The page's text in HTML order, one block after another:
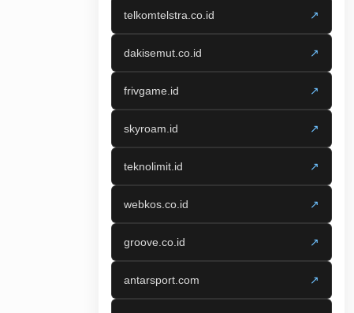
telkomtelstra.co.id ↗
dakisemut.co.id ↗
frivgame.id ↗
skyroam.id ↗
teknolimit.id ↗
webkos.co.id ↗
groove.co.id ↗
antarsport.com ↗